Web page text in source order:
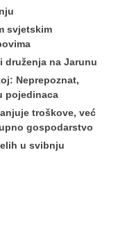
svjetskim
druženja na Jarunu
Neprepoznat,
pojedinaca
troškove, već
gospodarstvo
u svibnju